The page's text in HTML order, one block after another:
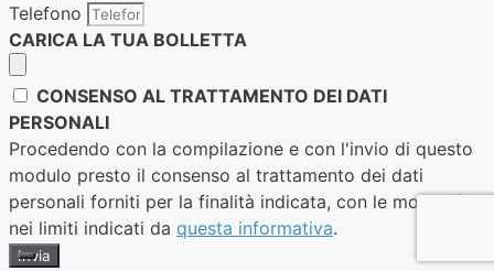
Telefono
CARICA LA TUA BOLLETTA
CONSENSO AL TRATTAMENTO DEI DATI
PERSONALI
Procedendo con la compilazione e con l'invio di questo
modulo presto il consenso al trattamento dei dati
personali forniti per la finalità indicata, con le modalità e
nei limiti indicati da questa informativa.
Invia